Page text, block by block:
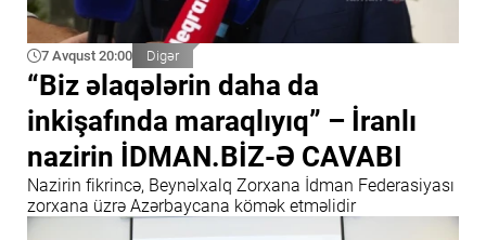
7 Avqust 20:00 Digər
“Biz əlaqələrin daha da
inkişafında maraqlıyıq” – İranlı
nazirin İDMAN.BİZ-Ə CAVABI
Nazirin fikrincə, Beynəlxalq Zorxana İdman Federasiyası
zorxana üzrə Azərbaycana kömək etməlidir